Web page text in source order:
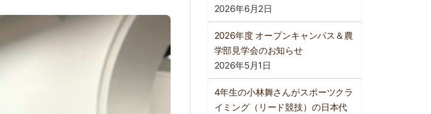
2026年6月2日
2026年度 オープンキャンパス＆農
学部見学会のお知らせ
2026年5月1日
4年生の小林舞さんがスポーツクラ
イミング（リード競技）の日本代